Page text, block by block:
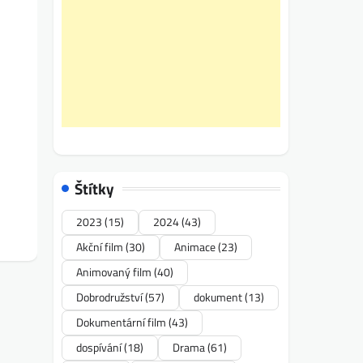
Štítky
2023(15) 2024(43)
Akční film(30) Animace(23)
Animovaný film(40)
Dobrodružství(57) dokument(13)
Dokumentární film(43)
dospívání(18) Drama(61)